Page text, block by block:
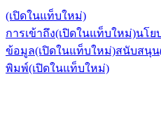
(เปิดในแท็บใหม่)
การเข้าถึง(เปิดในแท็บใหม่)นโย
ข้อมูล(เปิดในแท็บใหม่)สนับสนุน
พิมพ์(เปิดในแท็บใหม่)